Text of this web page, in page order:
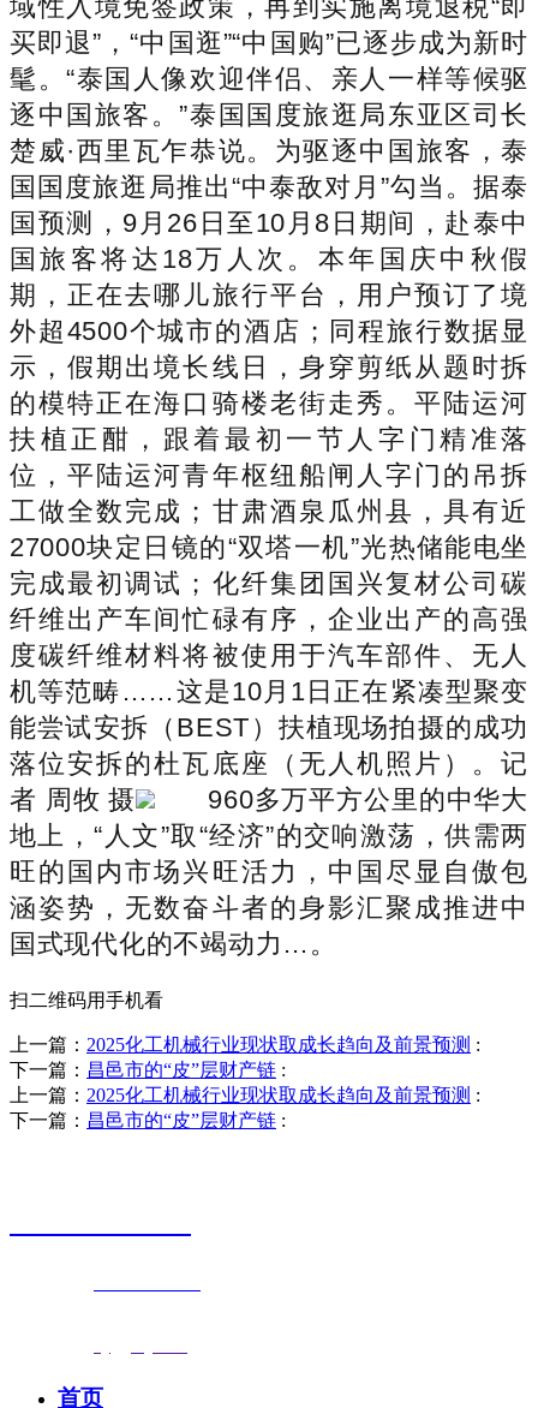
域性入境免签政策，再到实施离境退税“即
买即退”，“中国逛”“中国购”已逐步成为新时
髦。“泰国人像欢迎伴侣、亲人一样等候驱
逐中国旅客。”泰国国度旅逛局东亚区司长
楚威·西里瓦乍恭说。为驱逐中国旅客，泰
国国度旅逛局推出“中泰敌对月”勾当。据泰
国预测，9月26日至10月8日期间，赴泰中
国旅客将达18万人次。本年国庆中秋假
期，正在去哪儿旅行平台，用户预订了境
外超4500个城市的酒店；同程旅行数据显
示，假期出境长线日，身穿剪纸从题时拆
的模特正在海口骑楼老街走秀。平陆运河
扶植正酣，跟着最初一节人字门精准落
位，平陆运河青年枢纽船闸人字门的吊拆
工做全数完成；甘肃酒泉瓜州县，具有近
27000块定日镜的“双塔一机”光热储能电坐
完成最初调试；化纤集团国兴复材公司碳
纤维出产车间忙碌有序，企业出产的高强
度碳纤维材料将被使用于汽车部件、无人
机等范畴……这是10月1日正在紧凑型聚变
能尝试安拆（BEST）扶植现场拍摄的成功
落位安拆的杜瓦底座（无人机照片）。记
者 周牧 摄
960多万平方公里的中华大
地上，“人文”取“经济”的交响激荡，供需两
旺的国内市场兴旺活力，中国尽显自傲包
涵姿势，无数奋斗者的身影汇聚成推进中
国式现代化的不竭动力…。
扫二维码用手机看
上一篇： 2025化工机械行业现状取成长趋向及前景预测 :
下一篇： 昌邑市的“皮”层财产链 :
上一篇： 2025化工机械行业现状取成长趋向及前景预测 :
下一篇： 昌邑市的“皮”层财产链 :
首页